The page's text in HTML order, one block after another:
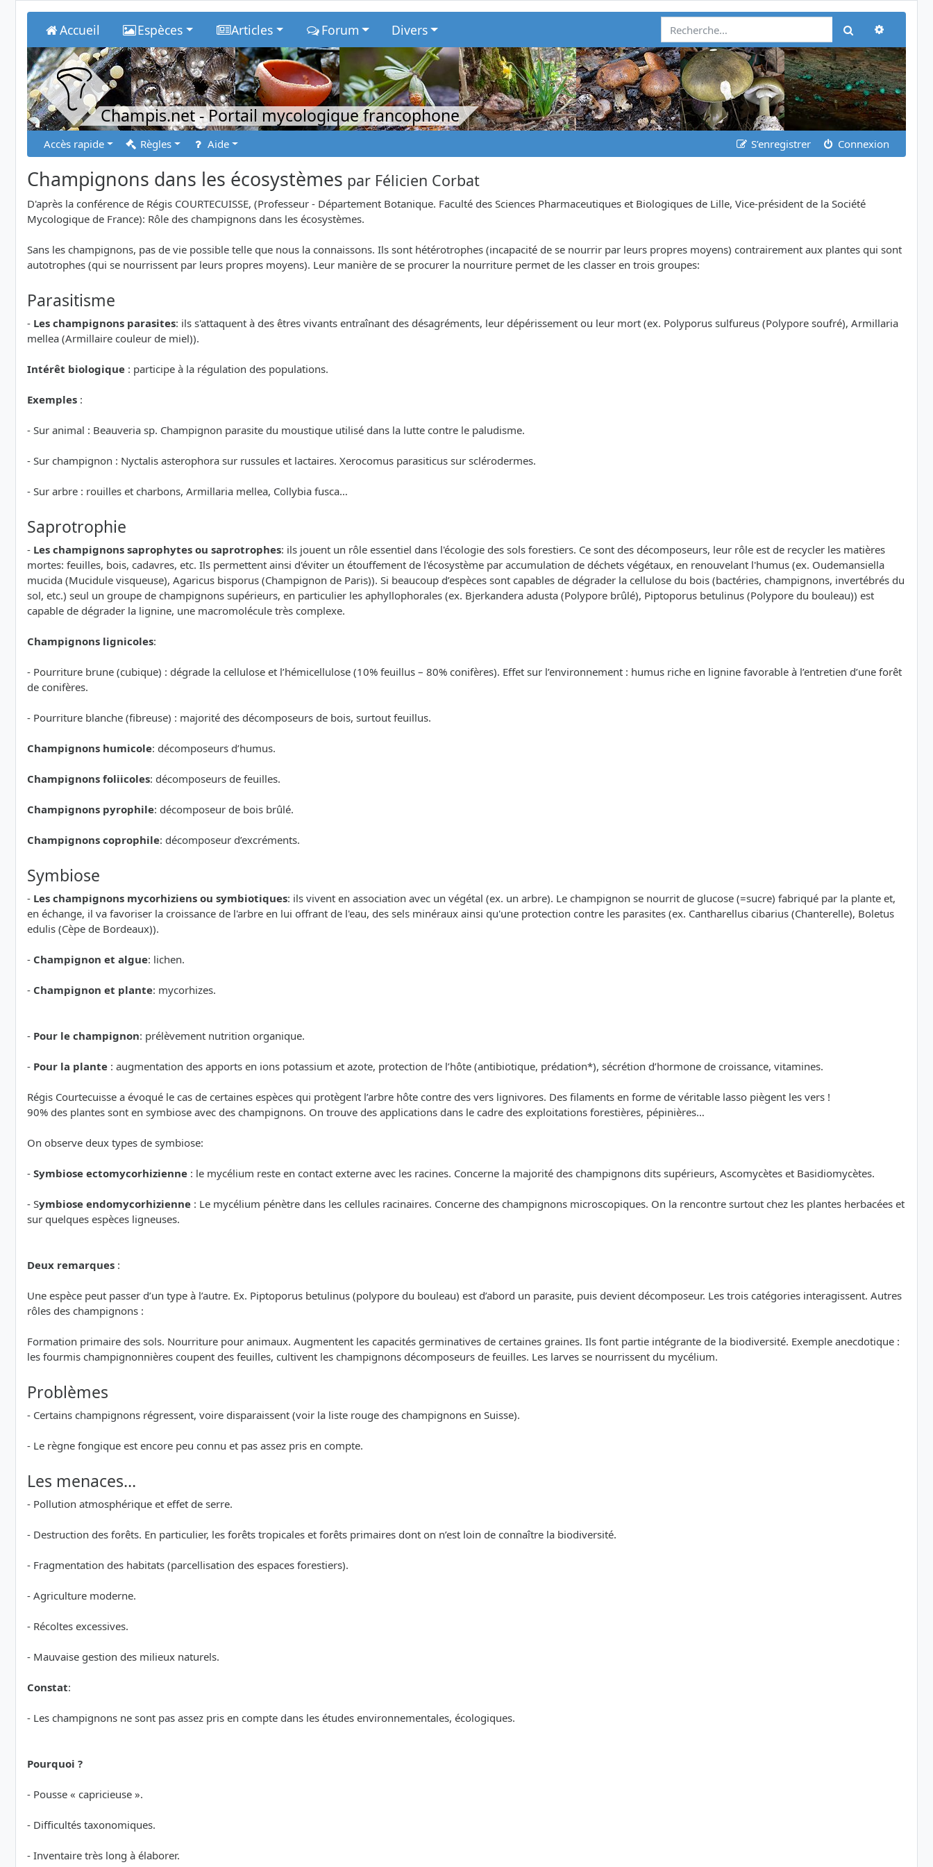
Accueil Espèces Articles Forum Divers Rechercher
Champis.net- Portail mycologique francophone
Accès rapide Règles Aide S’enregistrer Connexion
Champignons dans les écosystèmes par Félicien Corbat
D'après la conférence de Régis COURTECUISSE, (Professeur - Département Botanique. Faculté des Sciences Pharmaceutiques et Biologiques de Lille, Vice-président de la Société
Mycologique de France): Rôle des champignons dans les écosystèmes.
Sans les champignons, pas de vie possible telle que nous la connaissons. Ils sont hétérotrophes (incapacité de se nourrir par leurs propres moyens) contrairement aux plantes qui sont
autotrophes (qui se nourrissent par leurs propres moyens). Leur manière de se procurer la nourriture permet de les classer en trois groupes:
Parasitisme
- Les champignons parasites: ils s'attaquent à des êtres vivants entraînant des désagréments, leur dépérissement ou leur mort (ex. Polyporus sulfureus (Polypore soufré), Armillaria
mellea (Armillaire couleur de miel)).
Intérêt biologique : participe à la régulation des populations.
Exemples :
- Sur animal : Beauveria sp. Champignon parasite du moustique utilisé dans la lutte contre le paludisme.
- Sur champignon : Nyctalis asterophora sur russules et lactaires. Xerocomus parasiticus sur sclérodermes.
- Sur arbre : rouilles et charbons, Armillaria mellea, Collybia fusca…
Saprotrophie
- Les champignons saprophytes ou saprotrophes: ils jouent un rôle essentiel dans l'écologie des sols forestiers. Ce sont des décomposeurs, leur rôle est de recycler les matières
mortes: feuilles, bois, cadavres, etc. Ils permettent ainsi d'éviter un étouffement de l'écosystème par accumulation de déchets végétaux, en renouvelant l'humus (ex. Oudemansiella
mucida (Mucidule visqueuse), Agaricus bisporus (Champignon de Paris)). Si beaucoup d’espèces sont capables de dégrader la cellulose du bois (bactéries, champignons, invertébrés du
sol, etc.) seul un groupe de champignons supérieurs, en particulier les aphyllophorales (ex. Bjerkandera adusta (Polypore brûlé), Piptoporus betulinus (Polypore du bouleau)) est
capable de dégrader la lignine, une macromolécule très complexe.
Champignons lignicoles:
- Pourriture brune (cubique) : dégrade la cellulose et l’hémicellulose (10% feuillus – 80% conifères). Effet sur l’environnement : humus riche en lignine favorable à l’entretien d’une forêt
de conifères.
- Pourriture blanche (fibreuse) : majorité des décomposeurs de bois, surtout feuillus.
Champignons humicole: décomposeurs d’humus.
Champignons foliicoles: décomposeurs de feuilles.
Champignons pyrophile: décomposeur de bois brûlé.
Champignons coprophile: décomposeur d’excréments.
Symbiose
- Les champignons mycorhiziens ou symbiotiques: ils vivent en association avec un végétal (ex. un arbre). Le champignon se nourrit de glucose (=sucre) fabriqué par la plante et,
en échange, il va favoriser la croissance de l'arbre en lui offrant de l'eau, des sels minéraux ainsi qu'une protection contre les parasites (ex. Cantharellus cibarius (Chanterelle), Boletus
edulis (Cèpe de Bordeaux)).
- Champignon et algue: lichen.
- Champignon et plante: mycorhizes.
- Pour le champignon: prélèvement nutrition organique.
- Pour la plante : augmentation des apports en ions potassium et azote, protection de l’hôte (antibiotique, prédation*), sécrétion d’hormone de croissance, vitamines.
Régis Courtecuisse a évoqué le cas de certaines espèces qui protègent l’arbre hôte contre des vers lignivores. Des filaments en forme de véritable lasso piègent les vers !
90% des plantes sont en symbiose avec des champignons. On trouve des applications dans le cadre des exploitations forestières, pépinières…
On observe deux types de symbiose:
- Symbiose ectomycorhizienne : le mycélium reste en contact externe avec les racines. Concerne la majorité des champignons dits supérieurs, Ascomycètes et Basidiomycètes.
- Symbiose endomycorhizienne : Le mycélium pénètre dans les cellules racinaires. Concerne des champignons microscopiques. On la rencontre surtout chez les plantes herbacées et
sur quelques espèces ligneuses.
Deux remarques :
Une espèce peut passer d’un type à l’autre. Ex. Piptoporus betulinus (polypore du bouleau) est d’abord un parasite, puis devient décomposeur. Les trois catégories interagissent. Autres
rôles des champignons :
Formation primaire des sols. Nourriture pour animaux. Augmentent les capacités germinatives de certaines graines. Ils font partie intégrante de la biodiversité. Exemple anecdotique :
les fourmis champignonnières coupent des feuilles, cultivent les champignons décomposeurs de feuilles. Les larves se nourrissent du mycélium.
Problèmes
- Certains champignons régressent, voire disparaissent (voir la liste rouge des champignons en Suisse).
- Le règne fongique est encore peu connu et pas assez pris en compte.
Les menaces…
- Pollution atmosphérique et effet de serre.
- Destruction des forêts. En particulier, les forêts tropicales et forêts primaires dont on n’est loin de connaître la biodiversité.
- Fragmentation des habitats (parcellisation des espaces forestiers).
- Agriculture moderne.
- Récoltes excessives.
- Mauvaise gestion des milieux naturels.
Constat:
- Les champignons ne sont pas assez pris en compte dans les études environnementales, écologiques.
Pourquoi ?
- Pousse « capricieuse ».
- Difficultés taxonomiques.
- Inventaire très long à élaborer.